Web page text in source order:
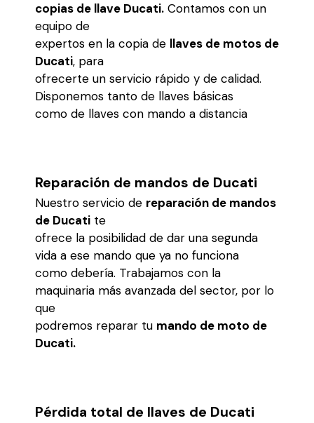
copias de llave Ducati.Contamos con un
equipo de
expertos en la copia de llaves de motos de
Ducati, para
ofrecerte un servicio rápido y de calidad.
Disponemos tanto de llaves básicas
como de llaves con mando a distancia
Reparación de mandos de Ducati
Nuestro servicio de reparación de mandos
de Ducatite
ofrece la posibilidad de dar una segunda
vida a ese mando que ya no funciona
como debería. Trabajamos con la
maquinaria más avanzada del sector, por lo
que
podremos reparar tu mando de moto de
Ducati.
Pérdida total de llaves de Ducati